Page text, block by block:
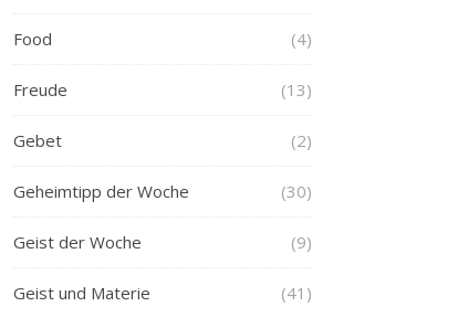
Food (4)
Freude (13)
Gebet (2)
Geheimtipp der Woche (30)
Geist der Woche (9)
Geist und Materie (41)